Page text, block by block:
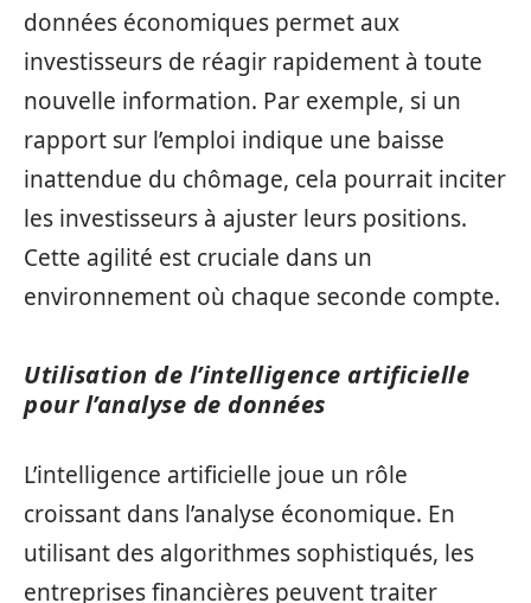
données économiques permet aux
investisseurs de réagir rapidement à toute
nouvelle information. Par exemple, si un
rapport sur l’emploi indique une baisse
inattendue du chômage, cela pourrait inciter
les investisseurs à ajuster leurs positions.
Cette agilité est cruciale dans un
environnement où chaque seconde compte.
Utilisation de l’intelligence artificielle
pour l’analyse de données
L’intelligence artificielle joue un rôle
croissant dans l’analyse économique. En
utilisant des algorithmes sophistiqués, les
entreprises financières peuvent traiter